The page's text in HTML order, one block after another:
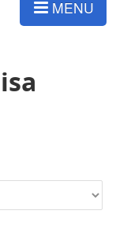
MENU